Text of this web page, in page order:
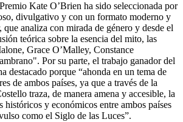
Kate O’Brien ha sido seleccionada por
divulgativo y con un formato moderno y
analiza con mirada de género y desde el
teórica sobre la esencia del mito, las
Grace O’Malley, Constance
Por su parte, el trabajo ganador del
destacado porque “ahonda en un tema de
de ambos países, ya que a través de la
traza, de manera amena y accesible, la
históricos y económicos entre ambos países
como el Siglo de las Luces”.